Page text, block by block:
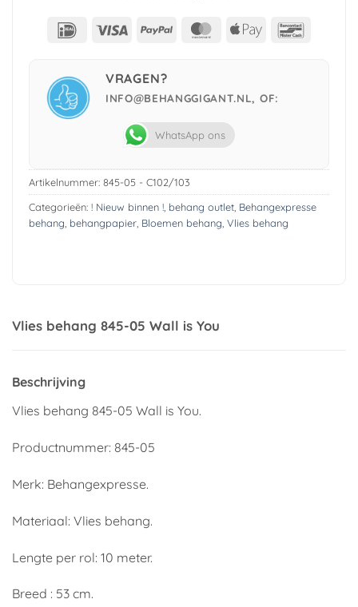
IDeal Visa PayPal MasterCard
Apple
VRAGEN?
INFO@BEHANGGIGANT.NL, OF:
WhatsApp ons
Artikelnummer: 845-05 - C102/103
Categorieën: ! Nieuw binnen !, behang outlet, Behangexpresse
behang behangpapier, Bloemen behang Vlies behang
Vlies behang 845-05 Wall is You
Beschrijving
Vlies behang 845-05 Wall is You.
Productnummer: 845-05
Merk: Behangexpresse.
Materiaal: Vlies behang.
Lengte per rol: 10 meter.
Breed : 53 cm.